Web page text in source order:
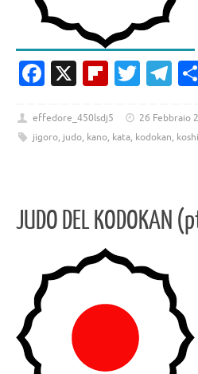
Fa
e
b
o
k
X Fl
b
o
d
T
it
te
T
e
gr
m
effedore_450lsdj5 26 Febbraio
jigoro, judo, kano, kata, kodokan,
JUDO DEL KODOKAN